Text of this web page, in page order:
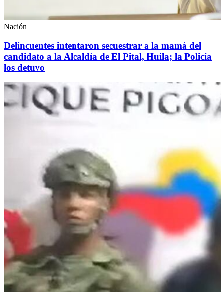
Nación
Delincuentes intentaron secuestrar a la mamá del
candidato a la Alcaldía de El Pital, Huila; la Policía
los detuvo